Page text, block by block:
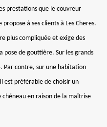
prestations que le couvreur
à ses clients à Les Cheres.
plus compliquée et exige des
pose de gouttière. Sur les grands
Par contre, sur une habitation
est préférable de choisir un
en raison de la maîtrise